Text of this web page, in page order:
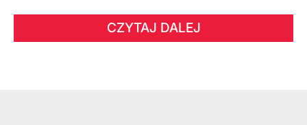
CZYTAJ DALEJ